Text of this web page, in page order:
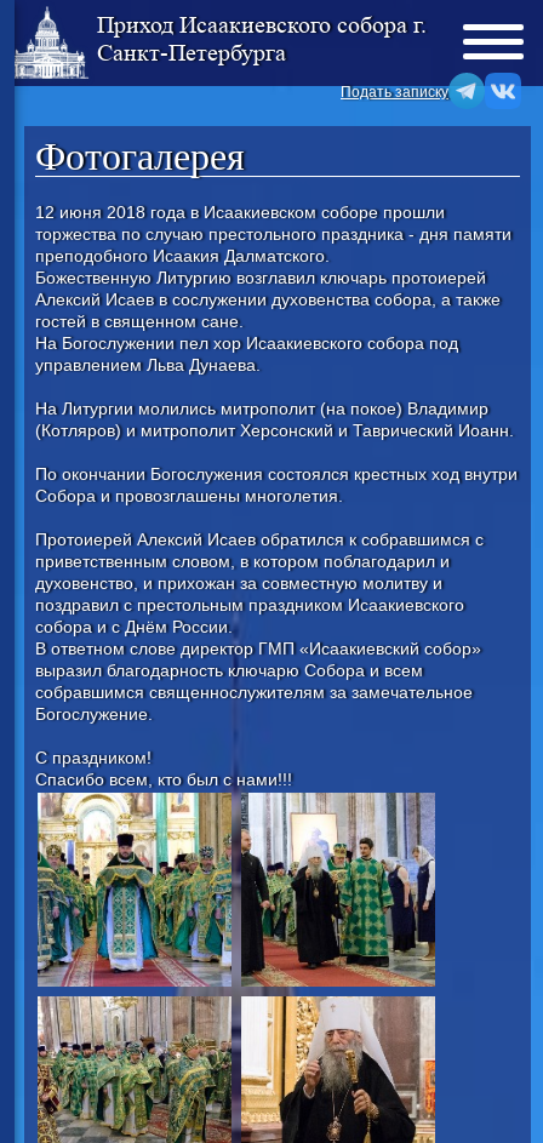
Приход Исаакиевского собора г.
Санкт-Петербурга
Подать записку
Фотогалерея
12 июня 2018 года в Исаакиевском соборе прошли
торжества по случаю престольного праздника - дня памяти
преподобного Исаакия Далматского.
Божественную Литургию возглавил ключарь протоиерей
Алексий Исаев в сослужении духовенства собора, а также
гостей в священном сане.
На Богослужении пел хор Исаакиевского собора под
управлением Льва Дунаева.
На Литургии молились митрополит (на покое) Владимир
(Котляров) и митрополит Херсонский и Таврический Иоанн.
По окончании Богослужения состоялся крестных ход внутри
Собора и провозглашены многолетия.
Протоиерей Алексий Исаев обратился к собравшимся с
приветственным словом, в котором поблагодарил и
духовенство, и прихожан за совместную молитву и
поздравил с престольным праздником Исаакиевского
собора и с Днём России.
В ответном слове директор ГМП «Исаакиевский собор»
выразил благодарность ключарю Собора и всем
собравшимся священнослужителям за замечательное
Богослужение.
С праздником!
Спасибо всем, кто был с нами!!!